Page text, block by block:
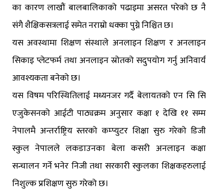
का कारण लाखौं बालबालिकाको पढाइमा असरत परेको छ नै
संगै शैक्षिकसत्रलाई समेत नराम्रो धक्का पुग्ने निश्चित छ।
यस अवस्थामा शिक्षण संस्थाले अनलाइन शिक्षण र अनलाइन
सिकाइ प्लेटफर्म तथा अनलाइन स्रोतको सदुपयोग गर्नु अनिवार्य
आवश्यकता बनेको छ।
यस विषम परिस्थितिलाई मध्यनजर गर्दै बेलायतको एन सि सि
एजुकेसनको आईटी पाठ्यक्रम अनुसार कक्षा १ देखि ११ सम्म
नेपालमै अन्तर्राष्ट्रिय स्तरको कम्प्युटर शिक्षा सुरु गरेको डिजी
स्कुल नेपालले लकडाउनका बेला कसरी अनलाइन कक्षा
सन्चालन गर्ने भनेर निजी तथा सरकारी स्कुलका शिक्षकहरुलाई
निशुल्क प्रशिक्षण सुरु गरेको छ।